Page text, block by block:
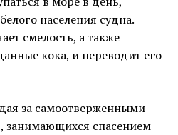
населения судна.
смелость, а также
кока, и переводит его
за самоотверженными
занимающихся спасением